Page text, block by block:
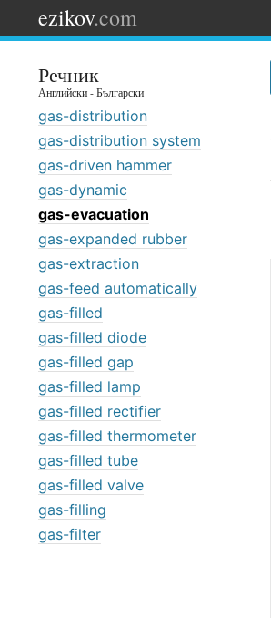
ezikov.com
Речник
Английски - Български
gas-distribution
gas-distribution system
gas-driven hammer
gas-dynamic
gas-evacuation
gas-expanded rubber
gas-extraction
gas-feed automatically
gas-filled
gas-filled diode
gas-filled gap
gas-filled lamp
gas-filled rectifier
gas-filled thermometer
gas-filled tube
gas-filled valve
gas-filling
gas-filter